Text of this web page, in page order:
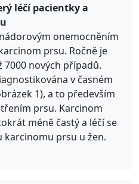
léčí pacientky a
onemocněním
prsu. Ročně je
nových případů.
v časném
1), a to především
prsu. Karcinom
méně častý a léčí se
prsu u žen.